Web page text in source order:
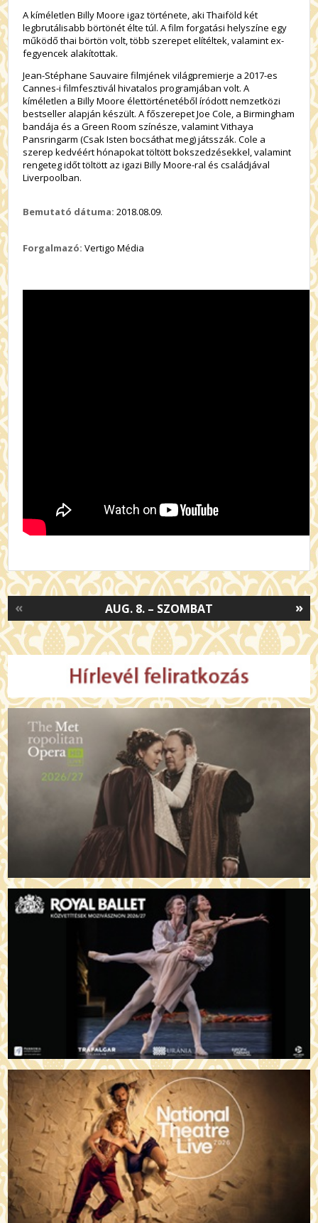
A kíméletlen Billy Moore igaz története, aki Thaiföld két
legbrutálisabb börtönét élte túl. A film forgatási helyszíne egy
működő thai börtön volt, több szerepet elítéltek, valamint ex-
fegyencek alakítottak.
Jean-Stéphane Sauvaire filmjének világpremierje a 2017-es
Cannes-i filmfesztivál hivatalos programjában volt. A
kíméletlen a Billy Moore élettörténetéből íródott nemzetközi
bestseller alapján készült. A főszerepet Joe Cole, a Birmingham
bandája és a Green Room színésze, valamint Vithaya
Pansringarm (Csak Isten bocsáthat meg) játsszák. Cole a
szerep kedvéért hónapokat töltött bokszedzésekkel, valamint
rengeteg időt töltött az igazi Billy Moore-ral és családjával
Liverpoolban.
Bemutató dátuma: 2018.08.09.
Forgalmazó: Vertigo Média
»
AUG. 8. – SZOMBAT
«